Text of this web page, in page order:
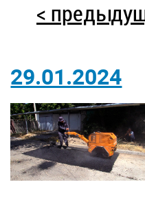
<
29.01.2024